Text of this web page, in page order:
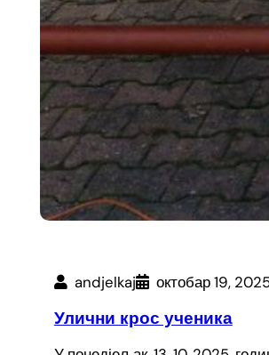
andjelkaj октобар 19,
Улични крос ученика